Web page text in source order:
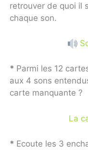
retrouver de quoi il
chaque son.
* Parmi les 12
aux 4 sons
carte manquante ?
La
* Ecoute les 3